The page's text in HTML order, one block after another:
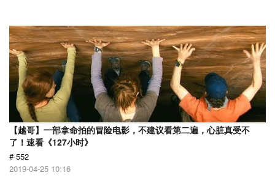
【越哥】一部拿命拍的冒险电影，不建议看第二遍，心脏真受不
了！速看《127小时》
# 552
2019-04-25 10:16